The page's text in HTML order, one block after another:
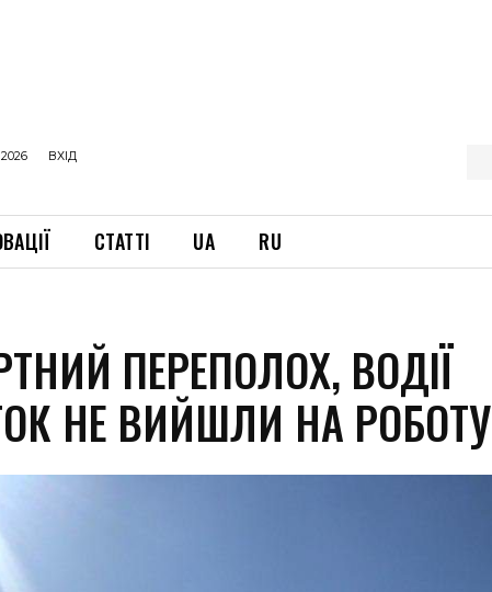
ВХІД
СТАТТІ UA RU
ПЕРЕПОЛОХ, ВОДІЇ
НЕ ВИЙШЛИ НА РОБОТУ